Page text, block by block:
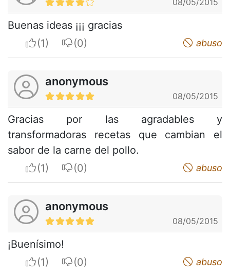
08/05/2015
Buenas ideas ¡¡¡ gracias
I apreciateI do not appreciate abuso
anonymous
08/05/2015
Gracias por las agradables y
transformadoras recetas que cambian el
sabor de la carne del pollo.
I apreciateI do not appreciate abuso
anonymous
08/05/2015
¡Buenísimo!
I apreciateI do not appreciate abuso